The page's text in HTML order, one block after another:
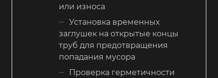
или износа
Установка временных
заглушек на открытые концы
труб для предотвращения
попадания мусора
Проверка герметичности